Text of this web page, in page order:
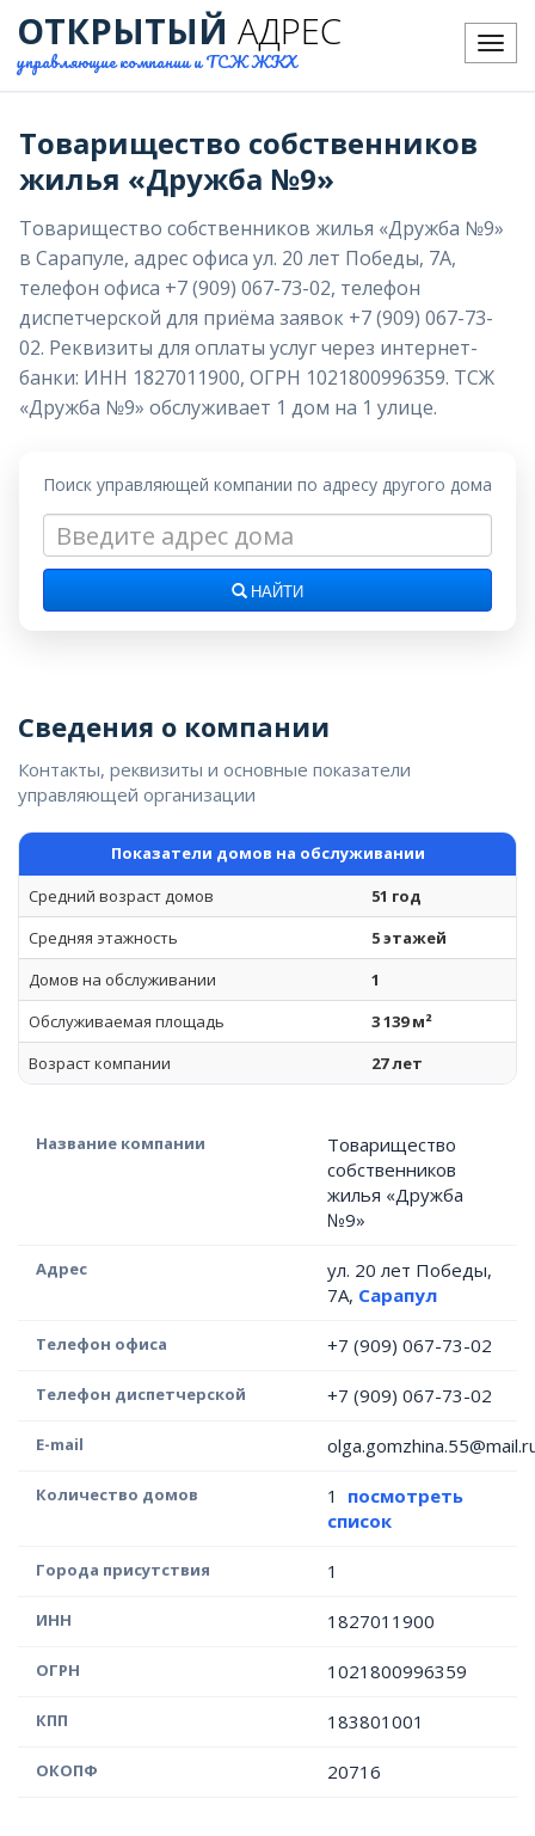
Меню
ОТКРЫТЫЙ АДРЕС
управляющие компании и ТСЖ ЖКХ
Товарищество собственников
жилья «Дружба №9»
Товарищество собственников жилья «Дружба №9»
в Сарапуле, адрес офиса ул. 20 лет Победы, 7А,
телефон офиса +7 (909) 067-73-02, телефон
диспетчерской для приёма заявок +7 (909) 067-73-
02. Реквизиты для оплаты услуг через интернет-
банки: ИНН 1827011900, ОГРН 1021800996359. ТСЖ
«Дружба №9» обслуживает 1 дом на 1 улице.
Поиск управляющей компании по адресу другого дома
НАЙТИ
Сведения о компании
Контакты, реквизиты и основные показатели
управляющей организации
Показатели домов на обслуживании
Средний возраст домов
51 год
Средняя этажность
5 этажей
Домов на обслуживании
1
Обслуживаемая площадь
3 139 м²
Возраст компании
27 лет
Название компании
Товарищество
собственников
жилья «Дружба
№9»
Адрес
ул. 20 лет Победы,
7А, Сарапул
Телефон офиса +7 (909) 067-73-02
Телефон диспетчерской +7 (909) 067-73-02
E-mail
Количество домов 1 посмотреть
список
Города присутствия 1
ИНН 1827011900
ОГРН 1021800996359
КПП 183801001
ОКОПФ 20716